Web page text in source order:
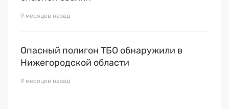
9 месяцев назад
Опасный полигон ТБО обнаружили в
Нижегородской области
9 месяцев назад